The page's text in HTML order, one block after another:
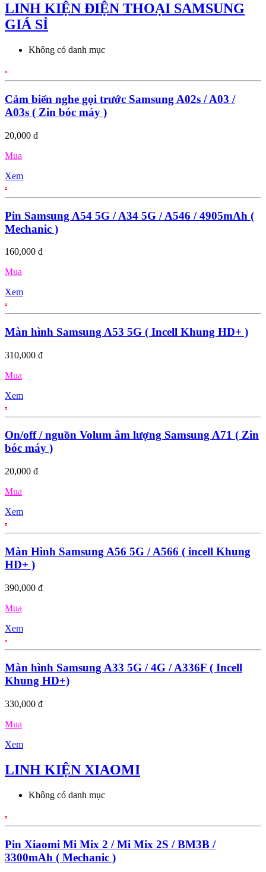
LINH KIỆN ĐIỆN THOẠI SAMSUNG
GIÁ SỈ
Không có danh mục
Cảm biến nghe gọi trước Samsung A02s / A03 /
A03s ( Zin bóc máy )
20,000 đ
Mua
Xem
Pin Samsung A54 5G / A34 5G / A546 / 4905mAh (
Mechanic )
160,000 đ
Mua
Xem
Màn hình Samsung A53 5G ( Incell Khung HD+ )
310,000 đ
Mua
Xem
On/off / nguồn Volum âm lượng Samsung A71 ( Zin
bóc máy )
20,000 đ
Mua
Xem
Màn Hình Samsung A56 5G / A566 ( incell Khung
HD+ )
390,000 đ
Mua
Xem
Màn hình Samsung A33 5G / 4G / A336F ( Incell
Khung HD+)
330,000 đ
Mua
Xem
LINH KIỆN XIAOMI
Không có danh mục
Pin Xiaomi Mi Mix 2 / Mi Mix 2S / BM3B /
3300mAh ( Mechanic )